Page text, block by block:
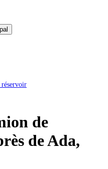
réservoir
de
deAda,